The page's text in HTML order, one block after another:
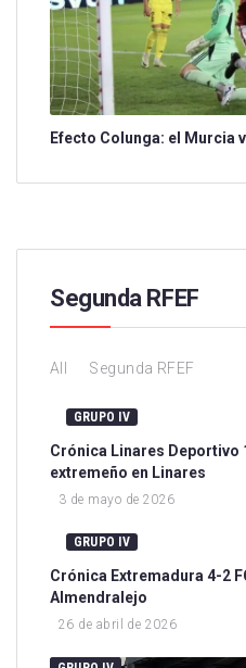
Efecto Colunga: el Murcia
Segunda RFEF
All Segunda RFEF
GRUPO IV
Crónica Linares Deportivo
extremeño en Linares
3 de mayo de 2026
GRUPO IV
Crónica Extremadura 4-2
Almendralejo
26 de abril de 2026